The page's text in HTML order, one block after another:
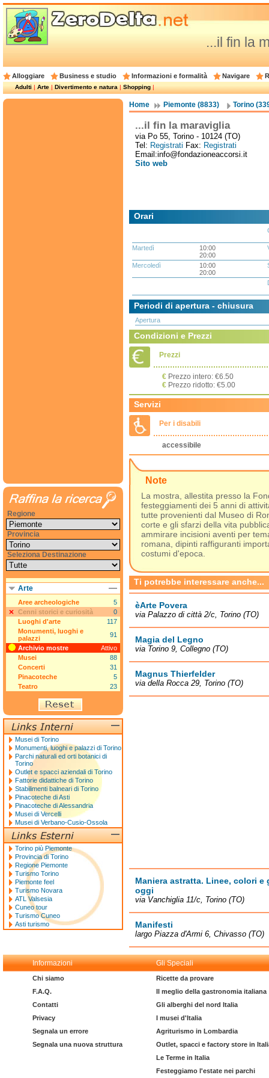
...il fin la
Alloggiare Business e studio Informazioni e formalità Navigare
Adulti|Arte|Divertimento e natura|Shopping|
Home Piemonte (8833) Torino
...il fin la maraviglia
via Po 55, Torino - 10124 (TO)
Tel: Registrati Fax: Registrati
Email:info@fondazioneaccorsi.it
Sito web
Orari
Martedì
10:00
20:00
Mercoledì
10:00
20:00
Periodi di apertura - chiusura
Apertura
Condizioni e Prezzi
Prezzi
€ Prezzo intero: €6.50
€ Prezzo ridotto: €5.00
Servizi
Per i disabili
accessibile
Note
La mostra, allestita presso la
festeggiamenti dei 5 anni di
tutte provenienti dal Museo di
corte e gli sfarzi della vita
ammirare incisioni aventi per
romana, dipinti raffiguranti
costumi d'epoca.
Ti potrebbe interessare anche...
èArte Povera
via Palazzo di città 2/c, Torino (TO)
Magia del Legno
via Torino 9, Collegno (TO)
Magnus Thierfelder
via della Rocca 29, Torino (TO)
Maniera astratta. Linee, colori e
oggi
via Vanchiglia 11/c, Torino (TO)
Manifesti
largo Piazza d'Armi 6, Chivasso (TO)
Regione
Provincia
Seleziona Destinazione
Arte
Aree archeologiche
5
Cenni storici e curiosità
0
Luoghi d'arte
117
Monumenti, luoghi e
palazzi
91
Archivio mostre
Attivo
Musei
88
Concerti
31
Pinacoteche
5
Teatro
23
Musei di Torino
Monumenti, luoghi e palazzi di Torino
Parchi naturali ed orti botanici di
Torino
Outlet e spacci aziendali di Torino
Fattorie didattiche di Torino
Stabilimenti balneari di Torino
Pinacoteche di Asti
Pinacoteche di Alessandria
Musei di Vercelli
Musei di Verbano-Cusio-Ossola
Torino più Piemonte
Provincia di Torino
Regione Piemonte
Turismo Torino
Piemonte feel
Turismo Novara
ATL Valsesia
Cuneo tour
Turismo Cuneo
Asti turismo
Informazioni Gli Speciali
Chi siamo
F.A.Q.
Contatti
Privacy
Segnala un errore
Segnala una nuova struttura
Ricette da provare
Il meglio della gastronomia italiana
Gli alberghi del nord Italia
I musei d'Italia
Agriturismo in Lombardia
Outlet, spacci e factory store in
Le Terme in Italia
Festeggiamo l'estate nei parchi